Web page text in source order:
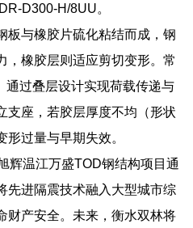
D300-H/8UU。
板与橡胶片硫化粘结而成，钢
，橡胶层则适应剪切变形。常
通过叠层设计实现荷载传递与
支座，若胶层厚度不均（形状
过量与早期失效。
辉温江万盛TOD钢结构项目通
先进隔震技术融入大型城市综
财产安全。未来，衡水双林将